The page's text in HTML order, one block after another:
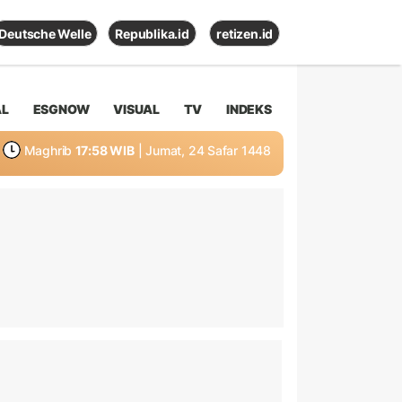
Deutsche Welle Republika.id retizen.id
ESGNOW VISUAL TV INDEKS
Maghrib 17:58 WIB | Jumat, 24 Safar 1448